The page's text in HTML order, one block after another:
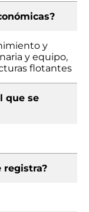
y
y equipo,
flotantes
que se
registra?